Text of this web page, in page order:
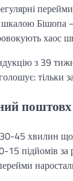
шкалою
хаос
з 39
тільки
поштовх
45 хвилин
підйомів